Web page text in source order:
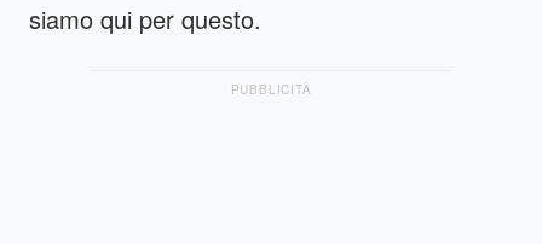
siamo qui per questo.
PUBBLICITÀ